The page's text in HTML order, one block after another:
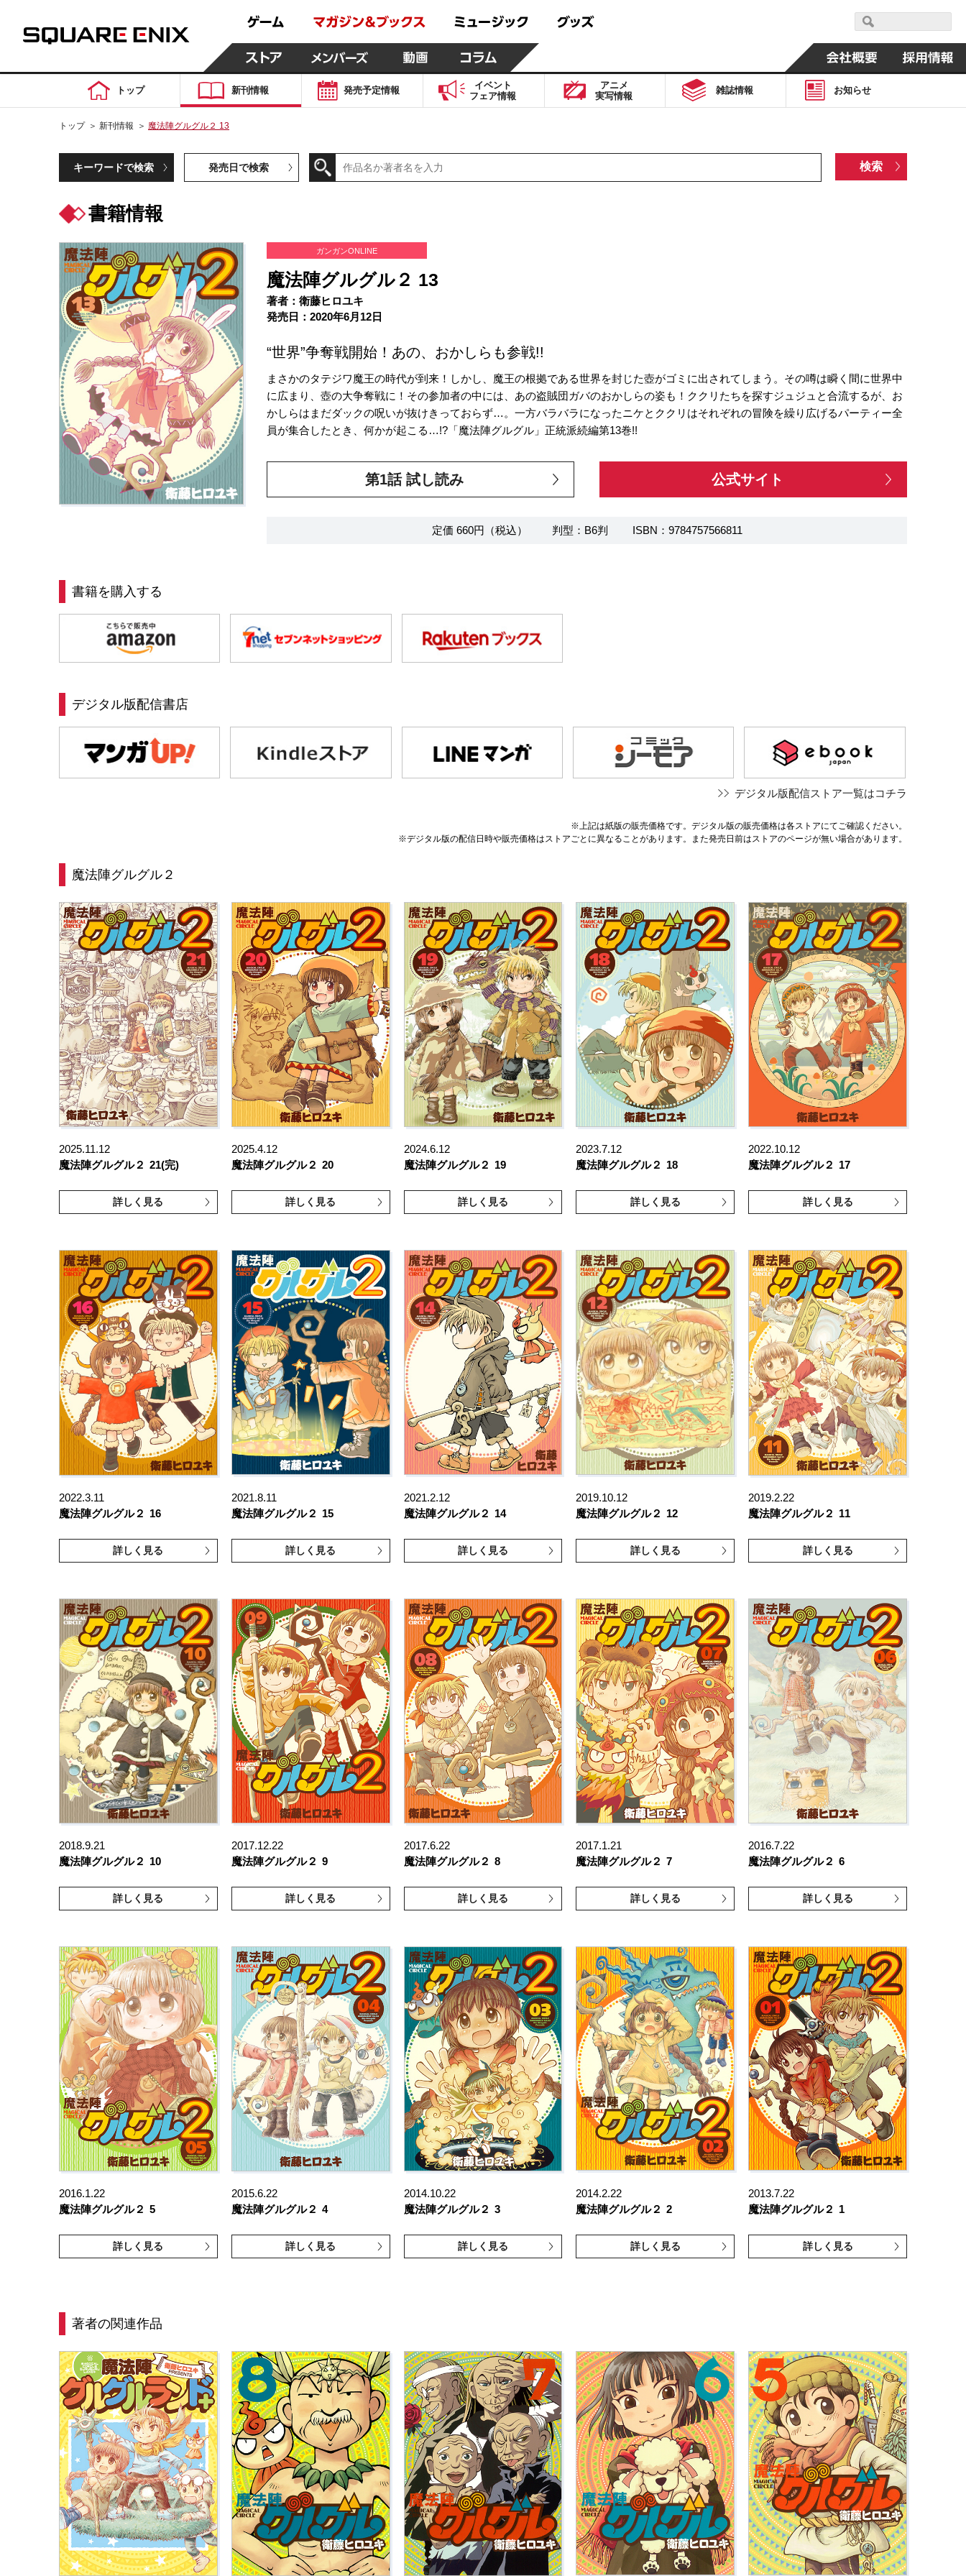
トップ 新刊情報 発売予定情報
イベント
フェア情報
アニメ
実写情報
雑誌情報 お知らせ
トップ ＞ 新刊情報 ＞ 魔法陣グルグル２ 13
キーワードで検索 発売日で検索
書籍情報
ガンガンONLINE
魔法陣グルグル２ 13
著者：衛藤ヒロユキ
発売日：2020年6月12日
“世界”争奪戦開始！あの、おかしらも参戦!!
まさかのタテジワ魔王の時代が到来！しかし、魔王の根拠である世界を封じた壺がゴミに出されてしまう。その噂は瞬く間に世界中
に広まり、壺の大争奪戦に！その参加者の中には、あの盗賊団ガバのおかしらの姿も！ククリたちを探すジュジュと合流するが、お
かしらはまだダックの呪いが抜けきっておらず…。一方バラバラになったニケとククリはそれぞれの冒険を繰り広げるパーティー全
員が集合したとき、何かが起こる…!?「魔法陣グルグル」正統派続編第13巻!!
第1話 試し読み 公式サイト
定価 660円（税込） 判型：B6判 ISBN：9784757566811
書籍を購入する
デジタル版配信書店
デジタル版配信ストア一覧はコチラ
※上記は紙版の販売価格です。デジタル版の販売価格は各ストアにてご確認ください。
※デジタル版の配信日時や販売価格はストアごとに異なることがあります。また発売日前はストアのページが無い場合があります。
魔法陣グルグル２
2025.11.12
魔法陣グルグル２ 21(完)
詳しく見る
2025.4.12
魔法陣グルグル２ 20
詳しく見る
2024.6.12
魔法陣グルグル２ 19
詳しく見る
2023.7.12
魔法陣グルグル２ 18
詳しく見る
2022.10.12
魔法陣グルグル２ 17
詳しく見る
2022.3.11
魔法陣グルグル２ 16
詳しく見る
2021.8.11
魔法陣グルグル２ 15
詳しく見る
2021.2.12
魔法陣グルグル２ 14
詳しく見る
2019.10.12
魔法陣グルグル２ 12
詳しく見る
2019.2.22
魔法陣グルグル２ 11
詳しく見る
2018.9.21
魔法陣グルグル２ 10
詳しく見る
2017.12.22
魔法陣グルグル２ 9
詳しく見る
2017.6.22
魔法陣グルグル２ 8
詳しく見る
2017.1.21
魔法陣グルグル２ 7
詳しく見る
2016.7.22
魔法陣グルグル２ 6
詳しく見る
2016.1.22
魔法陣グルグル２ 5
詳しく見る
2015.6.22
魔法陣グルグル２ 4
詳しく見る
2014.10.22
魔法陣グルグル２ 3
詳しく見る
2014.2.22
魔法陣グルグル２ 2
詳しく見る
2013.7.22
魔法陣グルグル２ 1
詳しく見る
著者の関連作品